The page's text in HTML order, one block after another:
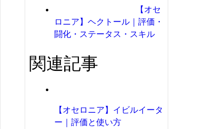
【オセ
ロニア】ヘクトール｜評価・
闘化・ステータス・スキル
関連記事
【オセロニア】イビルイータ
ー｜評価と使い方